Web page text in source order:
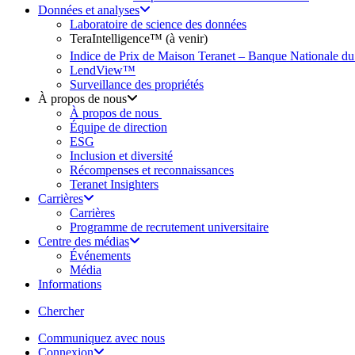
Données et analyses
Laboratoire de science des données
TeraIntelligence™ (à venir)
Indice de Prix de Maison Teranet – Banque Nationale
LendView™
Surveillance des propriétés
À propos de nous
À propos de nous
Équipe de direction
ESG
Inclusion et diversité
Récompenses et reconnaissances
Teranet Insighters
Carrières
Carrières
Programme de recrutement universitaire
Centre des médias
Événements
Média
Informations
Cherchersearch
Communiquez avec nous
Connexion